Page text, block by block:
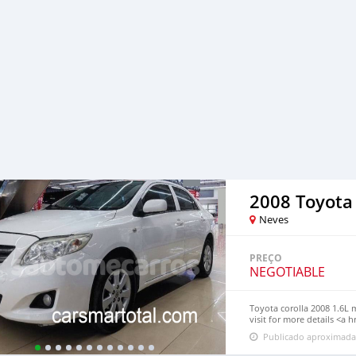
2008
Neves
PREÇO
NEGOTIABLE
Toyota corolla 2008 1.6L
visit for more details <a
corolla-2008-for-sale-
chinese electric cars,
href="https://
Publicado